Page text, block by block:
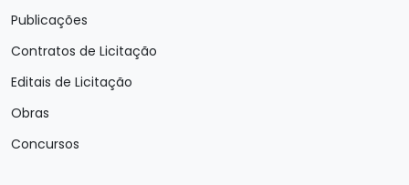
Publicações
Contratos de Licitação
Editais de Licitação
Obras
Concursos